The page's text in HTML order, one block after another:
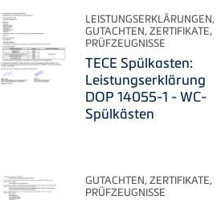
LEISTUNGSERKLÄRUNGEN,
GUTACHTEN, ZERTIFIKATE,
PRÜFZEUGNISSE
TECE Spülkasten:
Leistungserklärung
DOP 14055-1 - WC-
Spülkästen
GUTACHTEN, ZERTIFIKATE,
PRÜFZEUGNISSE